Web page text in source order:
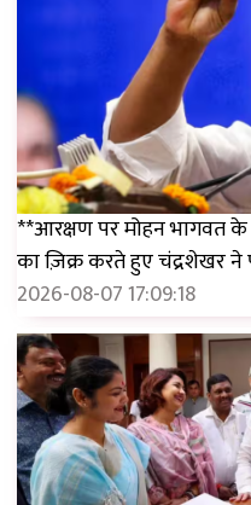
**आरक्षण पर मोहन भागवत
का ज़िक्र करते हुए चंद्रशेखर ने
2026-08-07 17:09:18